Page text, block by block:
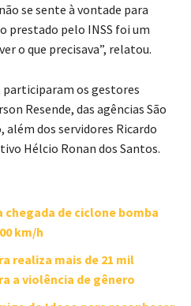
se sente à vontade para
prestado pelo INSS foi um
o que precisava”, relatou.
os gestores
Resende, das agências São
além dos servidores Ricardo
Hélcio Ronan dos Santos.
de ciclone bomba
km/h
realiza mais de 21 mil
a violência de gênero